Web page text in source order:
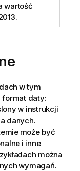
wartość
.
w tym
format daty:
w instrukcji
danych.
może być
i inne
można
wymagań.